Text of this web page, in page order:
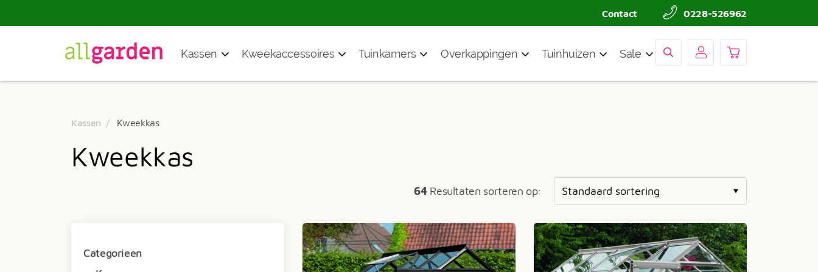
Contact 0228-526962
Kassen Kweekaccessoires Tuinkamers Overkappingen Tuinhuizen Sale
Kassen Kweekkas
Kweekkas
64Resultaten sorteren op:
Categorieen